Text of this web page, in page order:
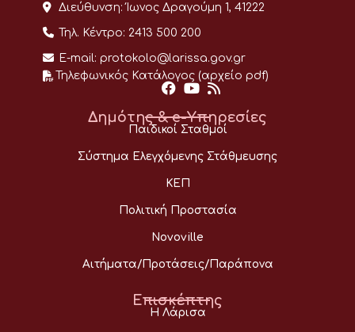
Διεύθυνση: Ίωνος Δραγούμη 1, 41222
Τηλ. Κέντρο: 2413 500 200
E-mail: protokolo@larissa.gov.gr
Τηλεφωνικός Κατάλογος (αρχείο pdf)
Δημότης & e-Υπηρεσίες
Παιδικοί Σταθμοί
Σύστημα Ελεγχόμενης Στάθμευσης
ΚΕΠ
Πολιτική Προστασία
Novoville
Αιτήματα/Προτάσεις/Παράπονα
Επισκέπτης
Η Λάρισα